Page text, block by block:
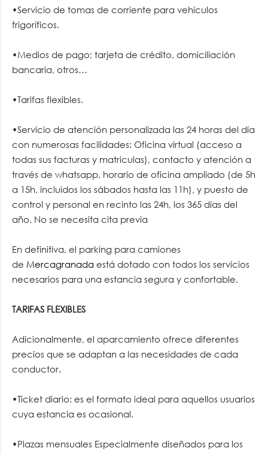
•Servicio de tomas de corriente para vehículos
frigoríficos.
•Medios de pago; tarjeta de crédito, domiciliación
bancaria, otros…
•Tarifas flexibles.
•Servicio de atención personalizada las 24 horas del día
con numerosas facilidades: Oficina virtual (acceso a
todas sus facturas y matriculas), contacto y atención a
través de whatsapp, horario de oficina ampliado (de 5h
a 15h, incluidos los sábados hasta las 11h), y puesto de
control y personal en recinto las 24h, los 365 días del
año. No se necesita cita previa
En definitiva, el parking para camiones
de Mercagranada está dotado con todos los servicios
necesarios para una estancia segura y confortable.
TARIFAS FLEXIBLES
Adicionalmente, el aparcamiento ofrece diferentes
precios que se adaptan a las necesidades de cada
conductor.
•Ticket diario: es el formato ideal para aquellos usuarios
cuya estancia es ocasional.
•Plazas mensuales Especialmente diseñados para los